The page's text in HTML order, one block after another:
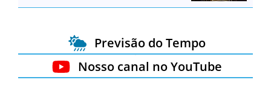
Previsão do Tempo
Nosso canal no YouTube